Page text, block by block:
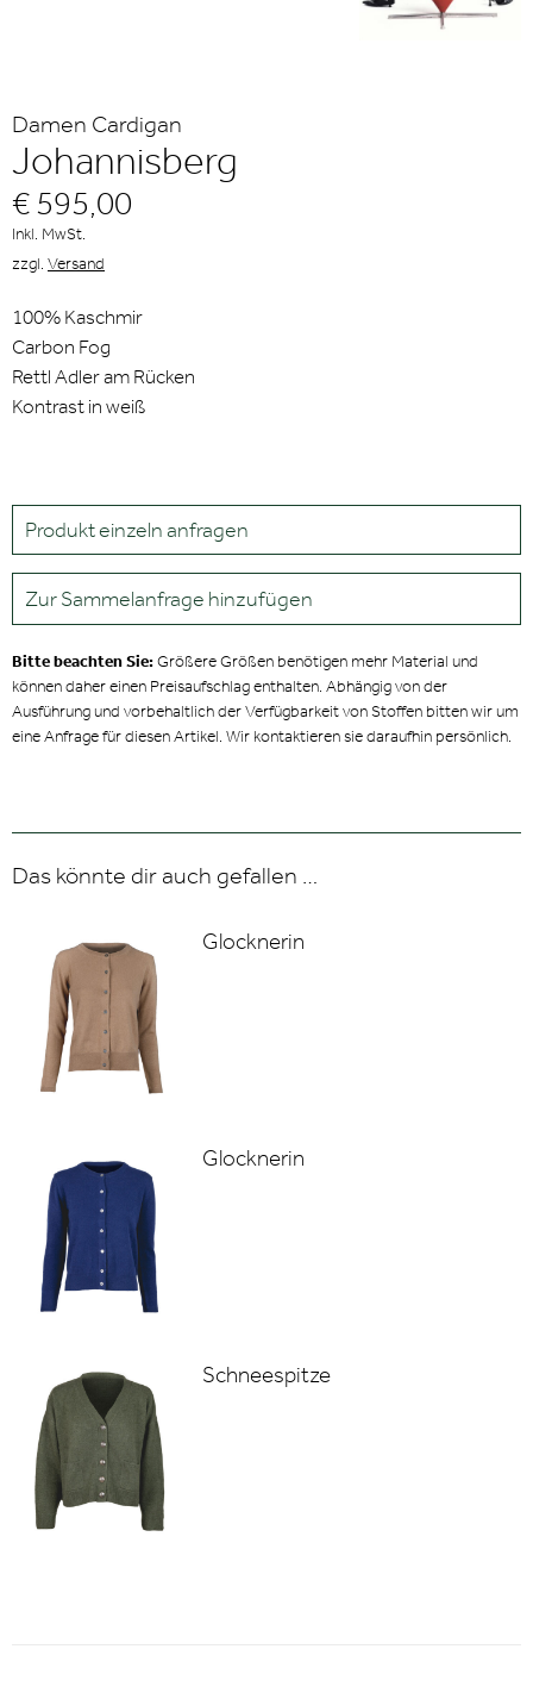
Damen Cardigan
Johannisberg
€ 595,00
Inkl. MwSt.
zzgl. Versand
100% Kaschmir
Carbon Fog
Rettl Adler am Rücken
Kontrast in weiß
Produkt einzeln anfragen
Zur Sammelanfrage hinzufügen
Bitte beachten Sie:Größere Größen benötigen mehr Material und
können daher einen Preisaufschlag enthalten. Abhängig von der
Ausführung und vorbehaltlich der Verfügbarkeit von Stoffen bitten wir um
eine Anfrage für diesen Artikel. Wir kontaktieren sie daraufhin persönlich.
Das könnte dir auch gefallen …
Glocknerin
Glocknerin
Schneespitze